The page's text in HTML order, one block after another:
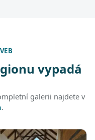
vypadá
galerii najdete v
.